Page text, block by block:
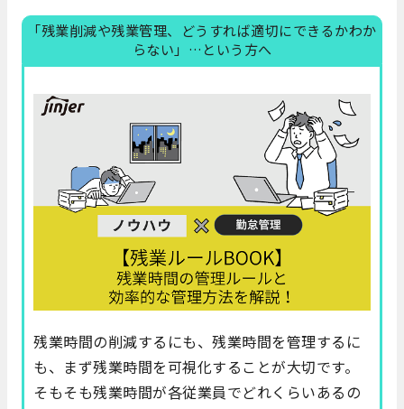
「残業削減や残業管理、どうすれば適切にできるかわか
らない」…という方へ
残業時間の削減するにも、残業時間を管理するに
も、まず残業時間を可視化することが大切です。
そもそも残業時間が各従業員でどれくらいあるの